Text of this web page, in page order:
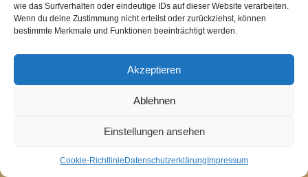
wie das Surfverhalten oder eindeutige IDs auf dieser Website verarbeiten.
Wenn du deine Zustimmung nicht erteilst oder zurückziehst, können
bestimmte Merkmale und Funktionen beeinträchtigt werden.
Akzeptieren
Ablehnen
Einstellungen ansehen
Cookie-Richtlinie Datenschutzerklärung Impressum
Kontakt
Impressum